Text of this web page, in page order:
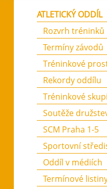
ATLETICKÝ ODDÍL
Rozvrh tréninků
Termíny závodů
Tréninkové
Rekordy oddílu
Tréninkové
Soutěže
SCM Praha 1-5
Sportovní
Oddíl v médiích
Termínové